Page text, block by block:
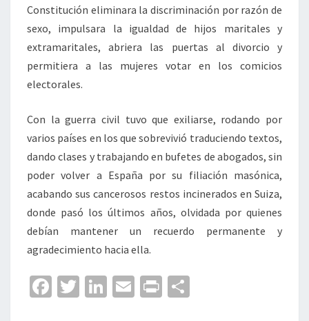
Constitución eliminara la discriminación por razón de
sexo, impulsara la igualdad de hijos maritales y
extramaritales, abriera las puertas al divorcio y
permitiera a las mujeres votar en los comicios
electorales.
Con la guerra civil tuvo que exiliarse, rodando por
varios países en los que sobrevivió traduciendo textos,
dando clases y trabajando en bufetes de abogados, sin
poder volver a España por su filiación masónica,
acabando sus cancerosos restos incinerados en Suiza,
donde pasó los últimos años, olvidada por quienes
debían mantener un recuerdo permanente y
agradecimiento hacia ella.
Fa T
Li
E
Pr